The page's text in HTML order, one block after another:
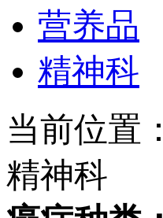
营养品
精神科
当前位置：
精神科